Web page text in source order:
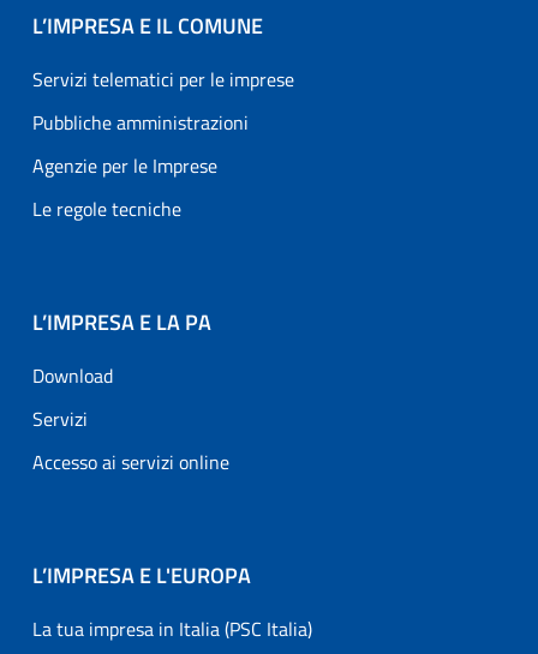
L’IMPRESA E IL COMUNE
Servizi telematici per le imprese
Pubbliche amministrazioni
Agenzie per le Imprese
Le regole tecniche
L’IMPRESA E LA PA
Download
Servizi
Accesso ai servizi online
L’IMPRESA E L'EUROPA
La tua impresa in Italia (PSC Italia)